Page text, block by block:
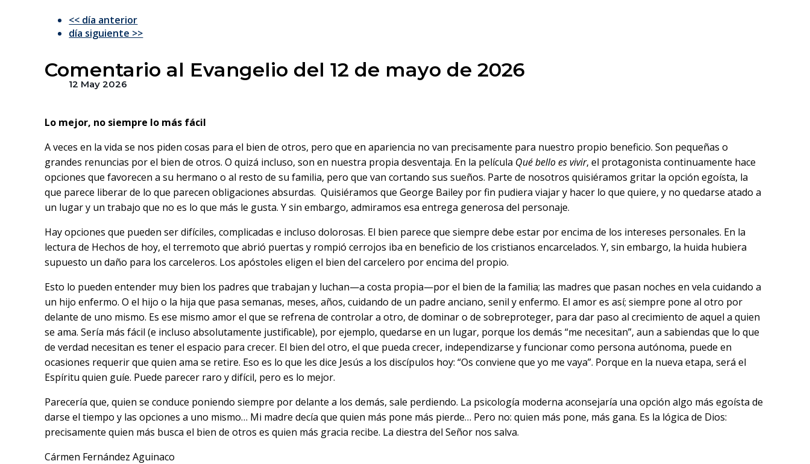
<< día anterior
día siguiente >>
Comentario al Evangelio del 12 de mayo de 2026
12 May 2026
Lo mejor, no siempre lo más fácil
A veces en la vida se nos piden cosas para el bien de otros, pero que en apariencia no van precisamente para nuestro propio beneficio. Son pequeñas o
grandes renuncias por el bien de otros. O quizá incluso, son en nuestra propia desventaja. En la película Qué bello es vivir, el protagonista continuamente hace
opciones que favorecen a su hermano o al resto de su familia, pero que van cortando sus sueños. Parte de nosotros quisiéramos gritar la opción egoísta, la
que parece liberar de lo que parecen obligaciones absurdas. Quisiéramos que George Bailey por fin pudiera viajar y hacer lo que quiere, y no quedarse atado a
un lugar y un trabajo que no es lo que más le gusta. Y sin embargo, admiramos esa entrega generosa del personaje.
Hay opciones que pueden ser difíciles, complicadas e incluso dolorosas. El bien parece que siempre debe estar por encima de los intereses personales. En la
lectura de Hechos de hoy, el terremoto que abrió puertas y rompió cerrojos iba en beneficio de los cristianos encarcelados. Y, sin embargo, la huida hubiera
supuesto un daño para los carceleros. Los apóstoles eligen el bien del carcelero por encima del propio.
Esto lo pueden entender muy bien los padres que trabajan y luchan—a costa propia—por el bien de la familia; las madres que pasan noches en vela cuidando a
un hijo enfermo. O el hijo o la hija que pasa semanas, meses, años, cuidando de un padre anciano, senil y enfermo. El amor es así; siempre pone al otro por
delante de uno mismo. Es ese mismo amor el que se refrena de controlar a otro, de dominar o de sobreproteger, para dar paso al crecimiento de aquel a quien
se ama. Sería más fácil (e incluso absolutamente justificable), por ejemplo, quedarse en un lugar, porque los demás “me necesitan”, aun a sabiendas que lo que
de verdad necesitan es tener el espacio para crecer. El bien del otro, el que pueda crecer, independizarse y funcionar como persona autónoma, puede en
ocasiones requerir que quien ama se retire. Eso es lo que les dice Jesús a los discípulos hoy: “Os conviene que yo me vaya”. Porque en la nueva etapa, será el
Espíritu quien guíe. Puede parecer raro y difícil, pero es lo mejor.
Parecería que, quien se conduce poniendo siempre por delante a los demás, sale perdiendo. La psicología moderna aconsejaría una opción algo más egoísta de
darse el tiempo y las opciones a uno mismo… Mi madre decía que quien más pone más pierde… Pero no: quien más pone, más gana. Es la lógica de Dios:
precisamente quien más busca el bien de otros es quien más gracia recibe. La diestra del Señor nos salva.
Cármen Fernández Aguinaco